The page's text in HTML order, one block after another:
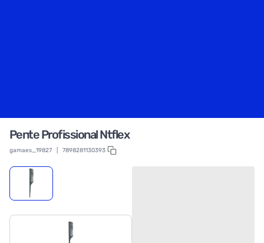
Pente Profissional Ntflex
gamaes_19827 7898281130393